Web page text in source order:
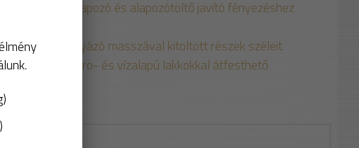
gátló alapozó és alapozótöltő javító fényezéshez
és spatulyázó masszával kitöltött részek széleit
nitro- és vízalapú lakkokkal átfesthető